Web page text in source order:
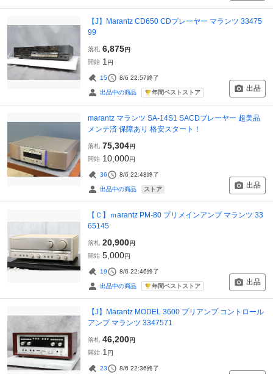
【J】Marantz CD650 CDプレーヤー マランツ 33475
99
落札 6,875円
開始 1 円
15 8/6 22:57終了
出品中の商品 年間ベストストア 出品
marantz マランツ SA-14S1 SACDプレーヤー 超美品
メンテ済 保障あり 格安スタート！
落札 75,304円
開始 10,000円
36 8/6 22:48終了
出品中の商品 ストア 出品
【Ｃ】ｍarantz PM-80 プリメインアンプ マランツ 33
65145
落札 20,900円
開始 5,000円
19 8/6 22:46終了
出品中の商品 年間ベストストア 出品
【J】Marantz MODEL 3600 プリアンプ コントロール
アンプ マランツ 3347571
落札 46,200円
開始 1 円
23 8/6 22:36終了